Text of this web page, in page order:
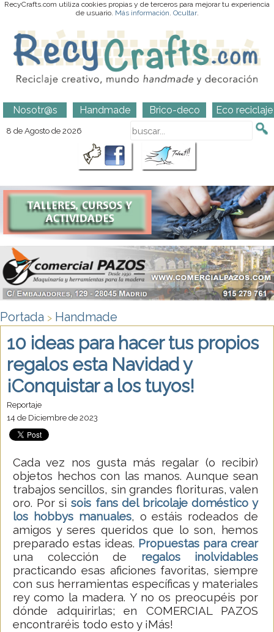
RecyCrafts.com utiliza cookies propias y de terceros para mejorar tu experiencia
de usuario. Más información. Ocultar.
Nosotr@s Handmade Brico-deco Eco reciclaje
8 de Agosto de 2026
Portada > Handmade
10 ideas para hacer tus propios
regalos esta Navidad y
¡Conquistar a los tuyos!
Reportaje
14 de Diciembre de 2023
Cada vez nos gusta más regalar (o recibir)
objetos hechos con las manos. Aunque sean
trabajos sencillos, sin grandes florituras, valen
oro. Por si sois fans del bricolaje doméstico y
los hobbys manuales, o estáis rodeados de
amigos y seres queridos que lo son, hemos
preparado estas ideas. Propuestas para crear
una colección de regalos inolvidables
practicando esas aficiones favoritas, siempre
con sus herramientas específicas y materiales
rey como la madera. Y no os preocupéis por
dónde adquirirlas; en COMERCIAL PAZOS
encontraréis todo esto y ¡Más!